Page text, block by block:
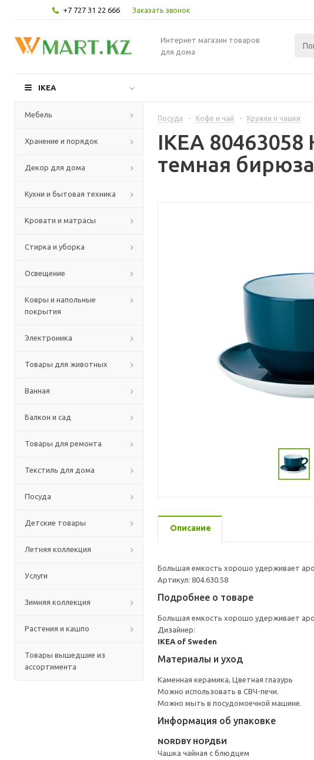
+7 727 31 22 666 Заказать звонок
Интернет магазин товаров
для дома
IKEA
Мебель
Хранение и порядок
Декор для дома
Кухни и бытовая техника
Кровати и матрасы
Стирка и уборка
Освещение
Ковры и напольные
покрытия
Электроника
Товары для животных
Ванная
Балкон и сад
Товары для ремонта
Текстиль для дома
Посуда
Детские товары
Летняя коллекция
Услуги
Зимняя коллекция
Растения и кашпо
Товары вышедшие из
ассортимента
Посуда - Кофе и чай - Кружки и чашки
IKEA
темная
Описание
Большая емкость хорошо удерживает
Артикул: 804.630.58
Подробнее о товаре
Большая емкость хорошо удерживает
Дизайнер:
IKEA of Sweden
Материалы и уход
Каменная керамика, Цветная глазурь
Можно использовать в СВЧ-печи.
Можно мыть в посудомоечной машине.
Информация об упаковке
NORDBY НОРДБИ
Чашка чайная с блюдцем